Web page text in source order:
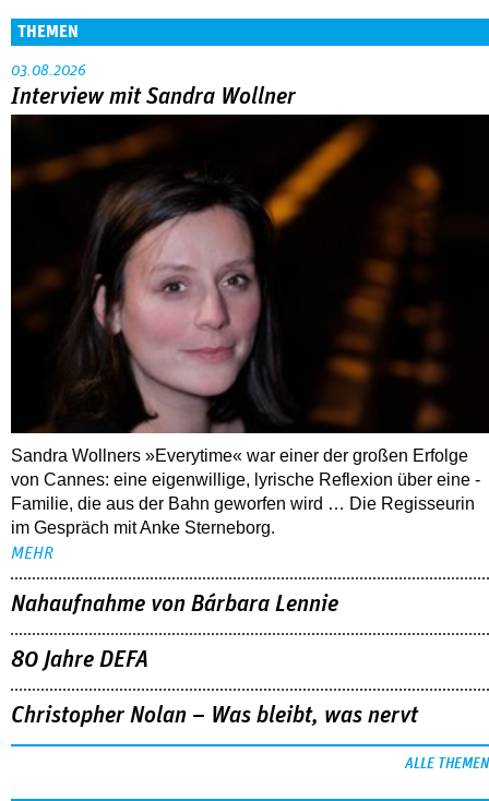
THEMEN
03.08.2026
Interview mit Sandra Wollner
Sandra Wollners »Everytime« war einer der großen Erfolge
von Cannes: eine eigenwillige, lyrische Reflexion über eine ­
Familie, die aus der Bahn geworfen wird … Die Regisseurin
im Gespräch mit Anke Sterneborg.
MEHR
Nahaufnahme von Bárbara Lennie
80 Jahre DEFA
Christopher Nolan – Was bleibt, was nervt
ALLE THEMEN